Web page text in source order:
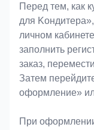
Оформление
Перед тем, как
для
личном
заполнить
заказ,
Затем
оформление»
При